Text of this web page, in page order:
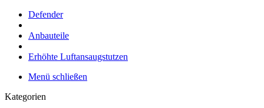
Defender
Anbauteile
Erhöhte Luftansaugstutzen
Menü schließen
Kategorien